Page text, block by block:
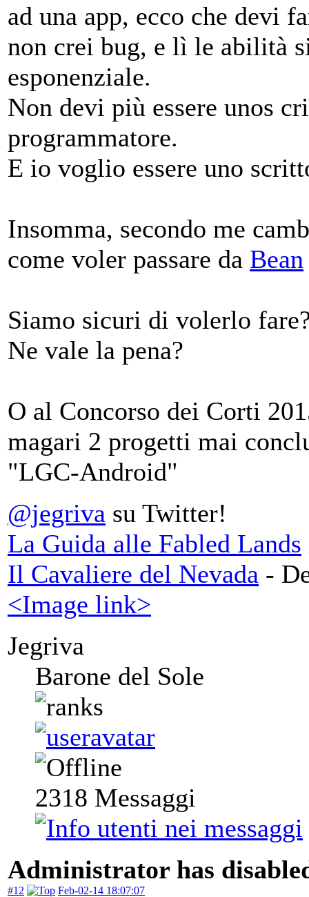
ad una app, ecco che devi
non crei bug, e lì le abilità
esponenziale.
Non devi più essere unos
programmatore.
E io voglio essere uno
Insomma, secondo me
come voler passare da Bean
Siamo sicuri di volerlo
Ne vale la pena?
O al Concorso dei Corti
magari 2 progetti mai
"LGC-Android"
@jegriva su Twitter!
La Guida alle Fabled Lands
Il Cavaliere del Nevada -
<Image link>
Jegriva
Barone del Sole
2318 Messaggi
Administrator has
#12 Feb-02-14 18:07:07